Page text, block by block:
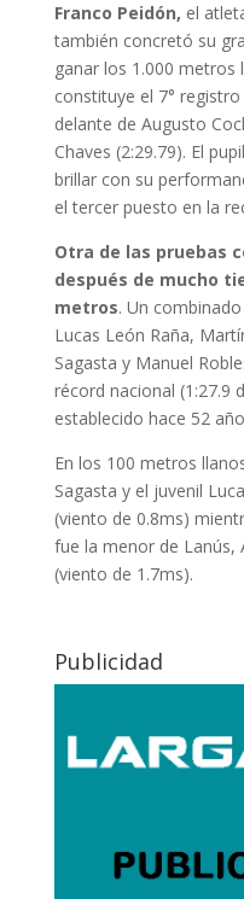
Franco Peidón, el
también concretó su
ganar los 1.000 metros
constituye el 7°
delante de Augusto
Chaves (2:29.79). El
brillar con su
el tercer puesto en la
Otra de las pruebas
después de mucho
metros. Un
Lucas León Raña,
Sagasta y Manuel
récord nacional (1:27.9
establecido hace 52
En los 100 metros
Sagasta y el juvenil
(viento de 0.8ms)
fue la menor de Lanús,
(viento de 1.7ms).
Publicidad